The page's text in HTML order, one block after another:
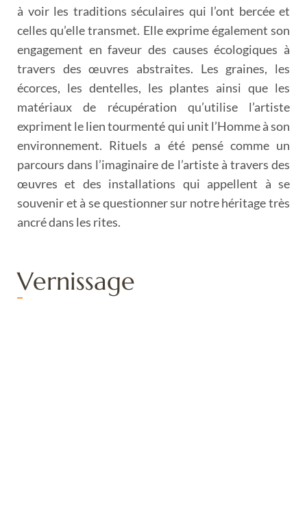
à voir les traditions séculaires qui l’ont bercée et
celles qu’elle transmet. Elle exprime également son
engagement en faveur des causes écologiques à
travers des œuvres abstraites. Les graines, les
écorces, les dentelles, les plantes ainsi que les
matériaux de récupération qu’utilise l’artiste
expriment le lien tourmenté qui unit l’Homme à son
environnement. Rituels a été pensé comme un
parcours dans l’imaginaire de l’artiste à travers des
œuvres et des installations qui appellent à se
souvenir et à se questionner sur notre héritage très
ancré dans les rites.
Vernissage